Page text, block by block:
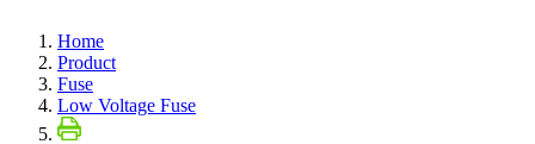
Home
Product
Fuse
Low Voltage Fuse